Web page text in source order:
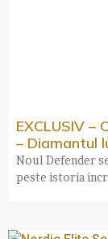
EXCLUSIV
– Diamantul
Noul Defender
peste istoria